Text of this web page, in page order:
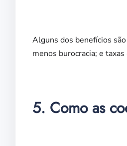
Alguns dos benefícios
menos burocracia; e
5. Como as